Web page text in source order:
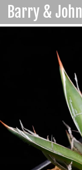
Barry & John